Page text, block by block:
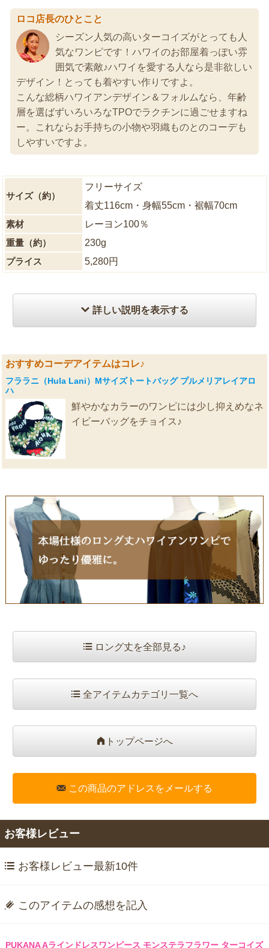
ロコ店長のひとこと
シーズン人気の高いターコイズがとっても人
気なワンピです！ハワイのお部屋着っぽい雰
囲気で素敵♪ハワイを愛する人なら是非欲しい
デザイン！とっても着やすい作りですよ。
こんな総柄ハワイアンデザイン＆フォルムなら、年齢
層を選ばずいろいろなTPOでラクチンに過ごせますね
ー。これならお手持ちの小物や羽織ものとのコーデも
しやすいですよ。
サイズ（約）
フリーサイズ
着丈116cm・身幅55cm・裾幅70cm
素材
レーヨン100％
重量（約）
230g
プライス
5,280円
詳しい説明を表示する
おすすめコーデアイテムはコレ♪
フララニ（Hula Lani）Mサイズトートバッグ プルメリアレイアロ
ハ
鮮やかなカラーのワンピには少し抑えめなネ
イビーバッグをチョイス♪
ロング丈を全部見る♪
全アイテムカテゴリ一覧へ
トップページへ
この商品のアドレスをメールする
お客様レビュー
お客様レビュー最新10件
このアイテムの感想を記入
PUKANA Aラインドレスワンピース モンステラフラワー ターコイズ